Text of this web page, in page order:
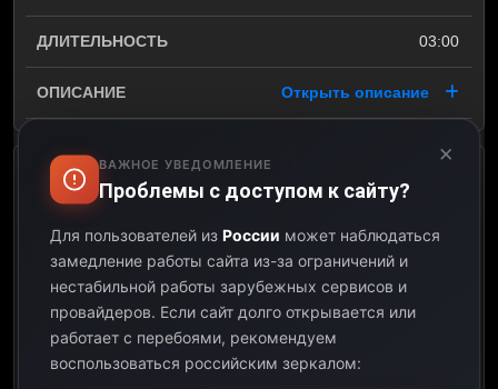
03:00
Открыть описание
Світ навиворіт
08:00
×
ВАЖНОЕ УВЕДОМЛЕНИЕ
Проблемы с доступом к сайту?
Для пользователей из России может наблюдаться
замедление работы сайта из-за ограничений и
нестабильной работы зарубежных сервисов и
провайдеров. Если сайт долго открывается или
работает с перебоями, рекомендуем
воспользоваться российским зеркалом: